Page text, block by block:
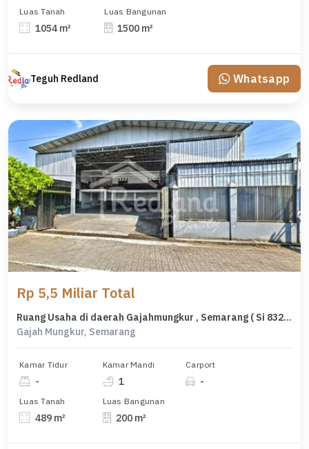
Luas Tanah
1054 m²
Luas Bangunan
1500 m²
Teguh Redland Whatsapp
Rp 5,5 Miliar Total
Ruang Usaha di daerah Gajahmungkur , Semarang ( Si 8320 )
Gajah Mungkur, Semarang
Kamar Tidur
-
Kamar Mandi
1
Carport
-
Luas Tanah
489 m²
Luas Bangunan
200 m²